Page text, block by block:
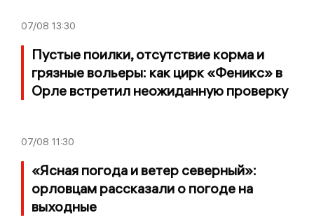
07/08 13:30
Пустые поилки, отсутствие корма и
грязные вольеры: как цирк «Феникс» в
Орле встретил неожиданную проверку
07/08 11:30
«Ясная погода и ветер северный»:
орловцам рассказали о погоде на
выходные